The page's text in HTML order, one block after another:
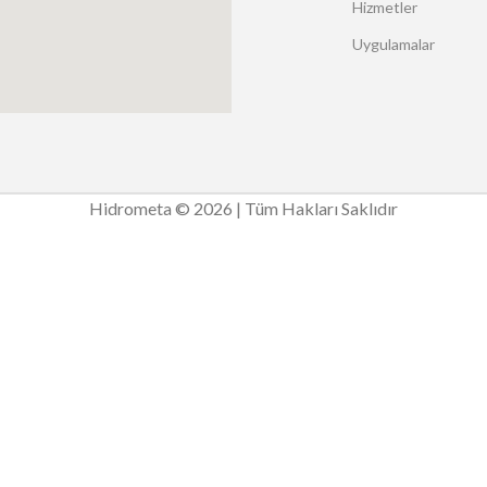
Hizmetler
Uygulamalar
Hidrometa © 2026 | Tüm Hakları Saklıdır